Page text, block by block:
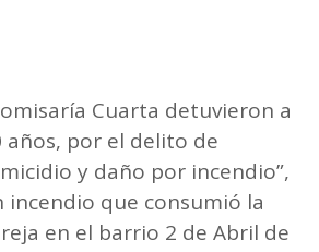
Cuarta detuvieron a
años, por el delito de
y daño por incendio”,
incendio que consumió la
en el barrio 2 de Abril de